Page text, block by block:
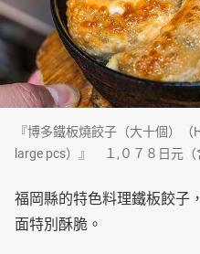
『博多鐵板燒餃子（大十個）
large pcs）』 １,０７８日元（
福岡縣的特色料理鐵板餃子
面特別酥脆。